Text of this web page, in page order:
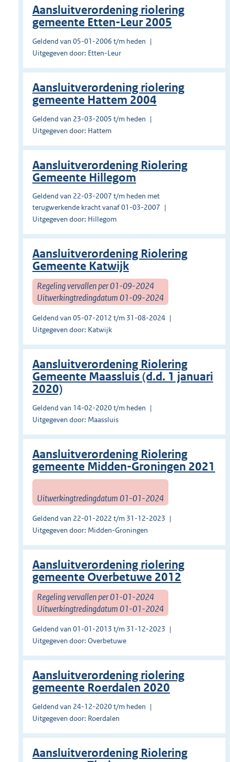
Aansluitverordening riolering
gemeente Etten-Leur 2005
Geldend van 05-01-2006 t/m heden
Uitgegeven door: Etten-Leur
Aansluitverordening riolering
gemeente Hattem 2004
Geldend van 23-03-2005 t/m heden
Uitgegeven door: Hattem
Aansluitverordening Riolering
Gemeente Hillegom
Geldend van 22-03-2007 t/m heden met
terugwerkende kracht vanaf 01-03-2007
Uitgegeven door: Hillegom
Aansluitverordening Riolering
Gemeente Katwijk
Regeling vervallen per 01-09-2024
Uitwerkingtredingdatum 01-09-2024
Geldend van 05-07-2012 t/m 31-08-2024
Uitgegeven door: Katwijk
Aansluitverordening Riolering
Gemeente Maassluis (d.d. 1 januari
2020)
Geldend van 14-02-2020 t/m heden
Uitgegeven door: Maassluis
Aansluitverordening Riolering
gemeente Midden-Groningen 2021
Uitwerkingtredingdatum 01-01-2024
Geldend van 22-01-2022 t/m 31-12-2023
Uitgegeven door: Midden-Groningen
Aansluitverordening riolering
gemeente Overbetuwe 2012
Regeling vervallen per 01-01-2024
Uitwerkingtredingdatum 01-01-2024
Geldend van 01-01-2013 t/m 31-12-2023
Uitgegeven door: Overbetuwe
Aansluitverordening riolering
gemeente Roerdalen 2020
Geldend van 24-12-2020 t/m heden
Uitgegeven door: Roerdalen
Aansluitverordening Riolering